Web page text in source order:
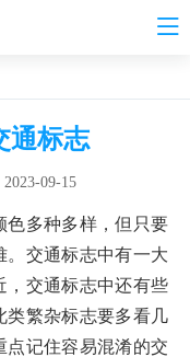
通标志
09-15
色多种多样，但只要
。交通标志中有一大
，交通标志中还有些
类繁杂标志要多看几
点记住容易混淆的交